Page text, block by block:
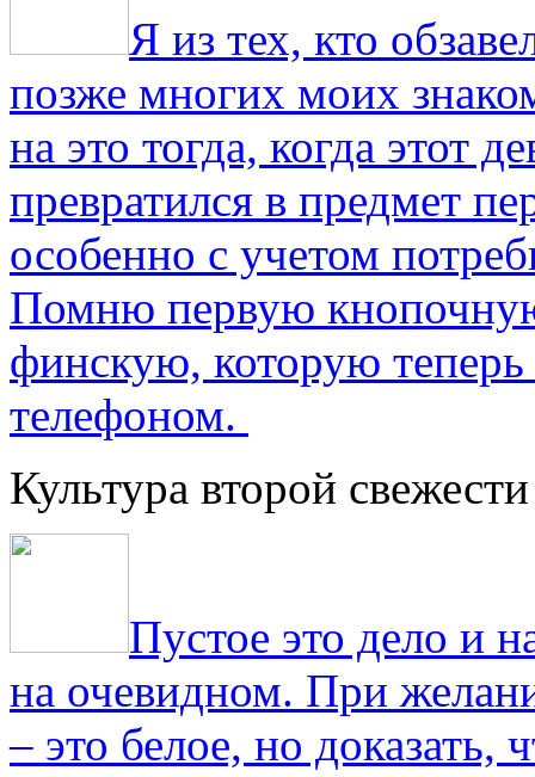
Я из тех, кто
позже многих моих
на это тогда, когда этот
превратился в предмет
особенно с учетом
Помню первую
финскую, которую
телефоном.
Культура второй свежести
Пустое это дело и
на очевидном. При
– это белое, но доказать,